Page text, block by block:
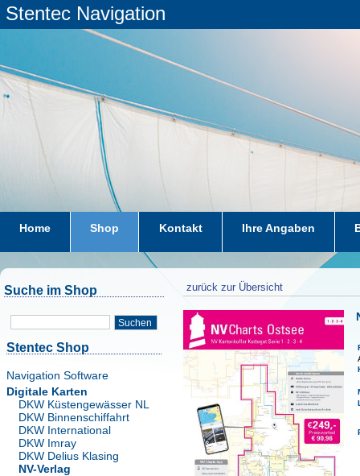
Stentec Navigation
Home Shop Kontakt Ihre Angaben
Suche im Shop
Suchen
Stentec Shop
Navigation Software
Digitale Karten
DKW Küstengewässer NL
DKW Binnenschiffahrt
DKW International
DKW Imray
DKW Delius Klasing
NV-Verlag
zurück zur Übersicht